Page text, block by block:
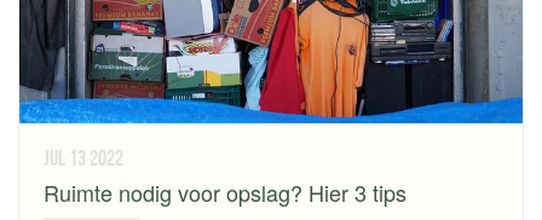
jul 13 2022
Ruimte nodig voor opslag? Hier 3 tips